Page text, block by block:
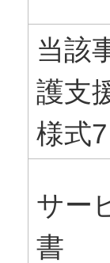
当該
護支
様式7
サー
書